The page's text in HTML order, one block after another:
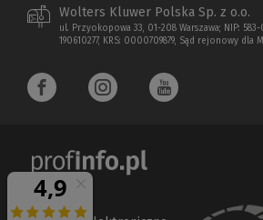
Wolters Kluwer Polska Sp. z o.o.
ul. Przyokopowa 33, 01-208 Warszawa; NIP: 583-
190610277, KRS: 0000709879, Sąd rejonowy dla